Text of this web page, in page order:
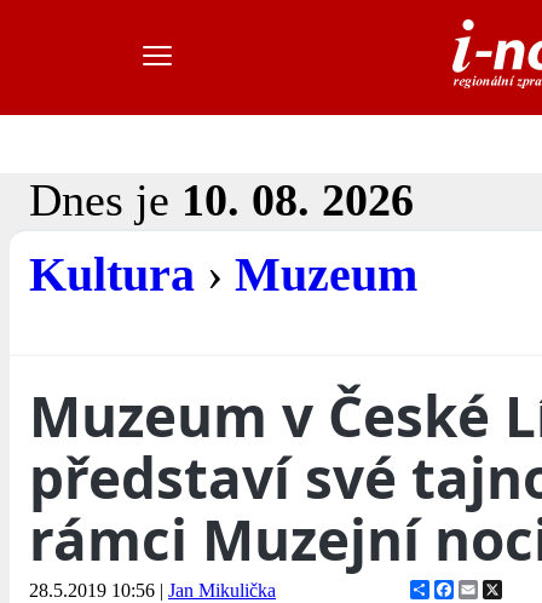
Dnes je 10. 08. 2026
Kultura › Muzeum
Muzeum v České
představí své
rámci Muzejní
28.5.2019 10:56 | Jan Mikulička ShareFacebook
Email